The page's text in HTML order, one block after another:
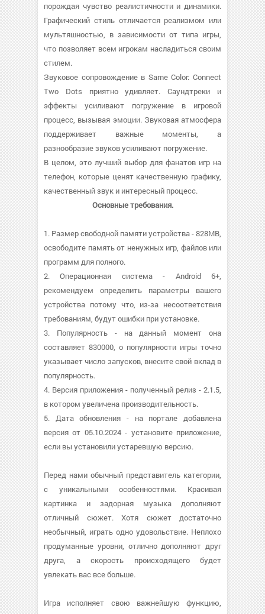
порождая чувство реалистичности и динамики.
Графический стиль отличается реализмом или
мультяшностью, в зависимости от типа игры,
что позволяет всем игрокам насладиться своим
стилем.
Звуковое сопровождение в Same Color: Connect
Two Dots приятно удивляет. Саундтреки и
эффекты усиливают погружение в игровой
процесс, вызывая эмоции. Звуковая атмосфера
поддерживает важные моменты, а
разнообразие звуков усиливают погружение.
В целом, это лучший выбор для фанатов игр на
телефон, которые ценят качественную графику,
качественный звук и интересный процесс.
Основные требования.
1. Размер свободной памяти устройства - 828MB,
освободите память от ненужных игр, файлов или
программ для полного.
2. Операционная система - Android 6+,
рекомендуем определить параметры вашего
устройства потому что, из-за несоответствия
требованиям, будут ошибки при установке.
3. Популярность - на данный момент она
составляет 830000, о популярности игры точно
указывает число запусков, внесите свой вклад в
популярность.
4. Версия приложения - полученный релиз - 2.1.5,
в котором увеличена производительность.
5. Дата обновления - на портале добавлена
версия от 05.10.2024 - установите приложение,
если вы установили устаревшую версию.
Перед нами обычный представитель категории,
с уникальными особенностями. Красивая
картинка и задорная музыка дополняют
отличный сюжет. Хотя сюжет достаточно
необычный, играть одно удовольствие. Неплохо
продуманные уровни, отлично дополняют друг
друга, а скорость происходящего будет
увлекать вас все больше.
Игра исполняет свою важнейшую функцию,